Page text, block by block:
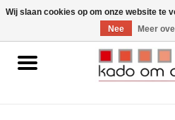
Home
Wij slaan cookies op om onze website te
Nee
Meer